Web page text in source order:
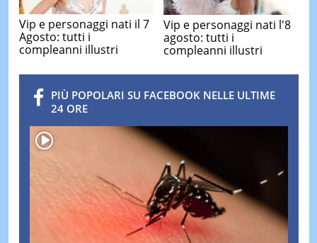
Vip e personaggi nati il 7
Agosto: tutti i
compleanni illustri
Vip e personaggi nati l'8
agosto: tutti i
compleanni illustri
PIÙ POPOLARI SU FACEBOOK NELLE ULTIME
24 ORE